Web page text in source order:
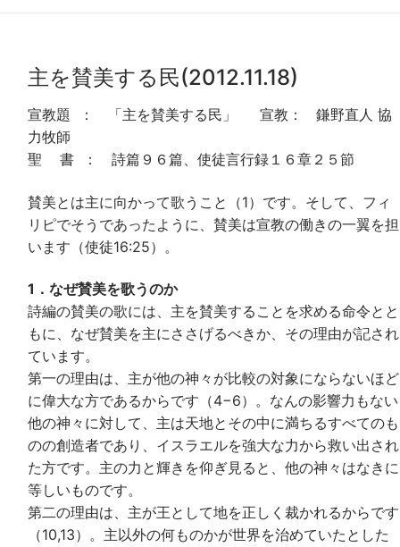
主を賛美する民(2012.11.18)
宣教題 ： 「主を賛美する民」 宣教： 鎌野直人 協
力牧師
聖 書 ： 詩篇９６篇、使徒言行録１６章２５節
賛美とは主に向かって歌うこと（1）です。そして、フィ
リピでそうであったように、賛美は宣教の働きの一翼を担
います（使徒16:25）。
1．なぜ賛美を歌うのか
詩編の賛美の歌には、主を賛美することを求める命令とと
もに、なぜ賛美を主にささげるべきか、その理由が記され
ています。
第一の理由は、主が他の神々が比較の対象にならないほど
に偉大な方であるからです（4−6）。なんの影響力もない
他の神々に対して、主は天地とその中に満ちるすべてのも
のの創造者であり、イスラエルを強大な力から救い出され
た方です。主の力と輝きを仰ぎ見ると、他の神々はなきに
等しいものです。
第二の理由は、主が王として地を正しく裁かれるからです
（10,13）。主以外の何ものかが世界を治めていたとした